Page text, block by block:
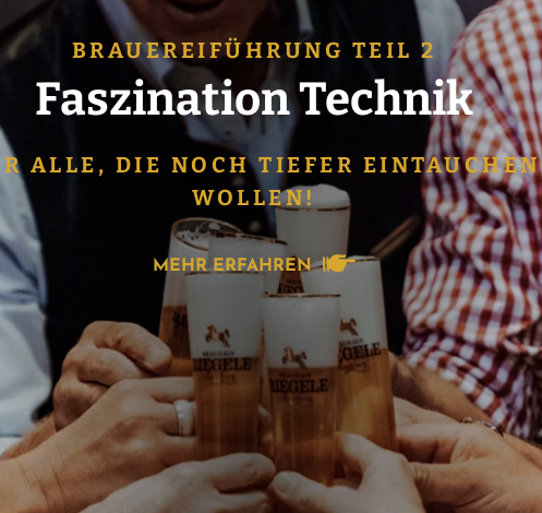
BRAUEREIFÜHRUNG TEIL 2
Faszination Technik
ALLE, DIE NOCH TIEFER EINTAUCHEN
WOLLEN!
MEHR ERFAHREN
MEHR LESEN
TISCH RESERVIEREN